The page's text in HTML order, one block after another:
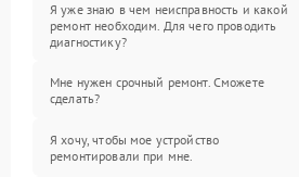
Я уже знаю в чем неисправность и какой
ремонт необходим. Для чего проводить
диагностику?
Мне нужен срочный ремонт. Сможете
сделать?
Я хочу, чтобы мое устройство
ремонтировали при мне.